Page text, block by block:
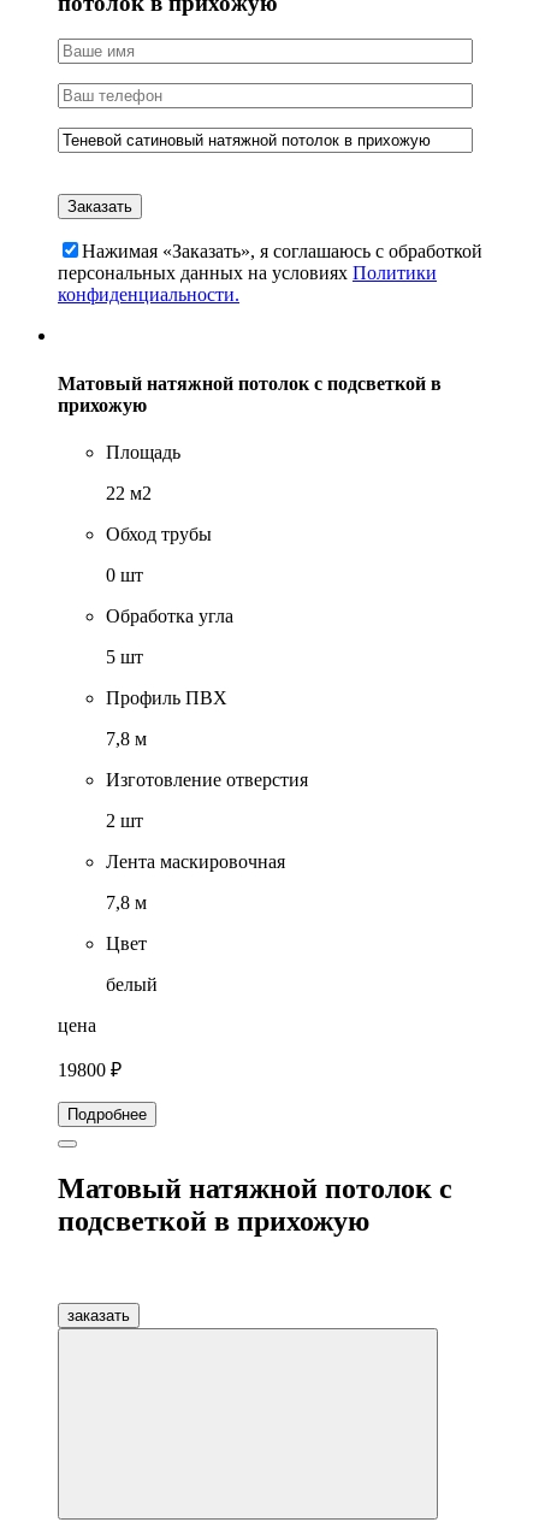
Нажимая «Заказать», я соглашаюсь c обработкой
персональных данных на условиях Политики
конфиденциальности.
Матовый натяжной потолок с подсветкой в
прихожую
Площадь
22 м2
Обход трубы
0 шт
Обработка угла
5 шт
Профиль ПВХ
7,8 м
Изготовление отверстия
2 шт
Лента маскировочная
7,8 м
Цвет
белый
цена
19800 ₽
Подробнее
Матовый натяжной потолок с
подсветкой в прихожую
заказать